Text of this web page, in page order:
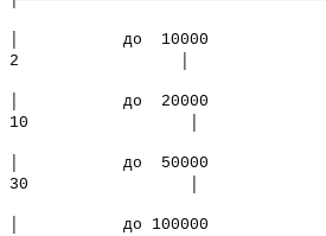
│ до
2 │
│ до
10 │
│ до
30 │
│ до